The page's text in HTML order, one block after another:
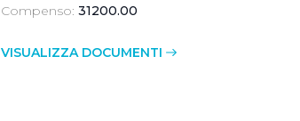
Compenso: 31200.00
VISUALIZZA DOCUMENTI